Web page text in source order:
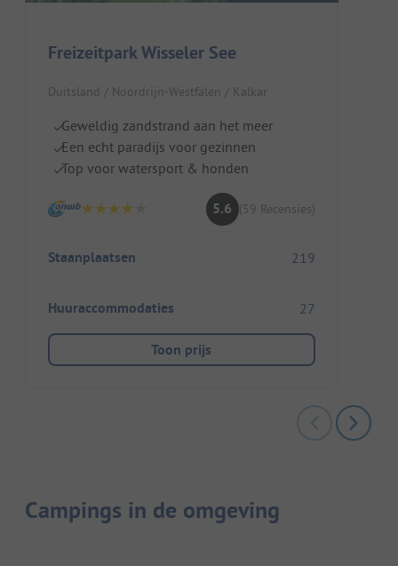
Freizeitpark Wisseler See
Duitsland / Noordrijn-Westfalen / Kalkar
Geweldig zandstrand aan het meer
Een echt paradijs voor gezinnen
Top voor watersport & honden
5.6 (59 Recensies)
Staanplaatsen 219
Huuraccommodaties 27
Toon prijs
Campings in de omgeving